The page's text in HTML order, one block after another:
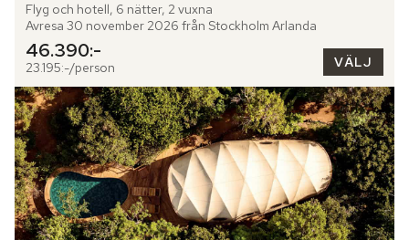
Flyg och hotell, 6 nätter, 2 vuxna
Avresa 30 november 2026 från Stockholm Arlanda
46.390:-
23.195:-/person VÄLJ